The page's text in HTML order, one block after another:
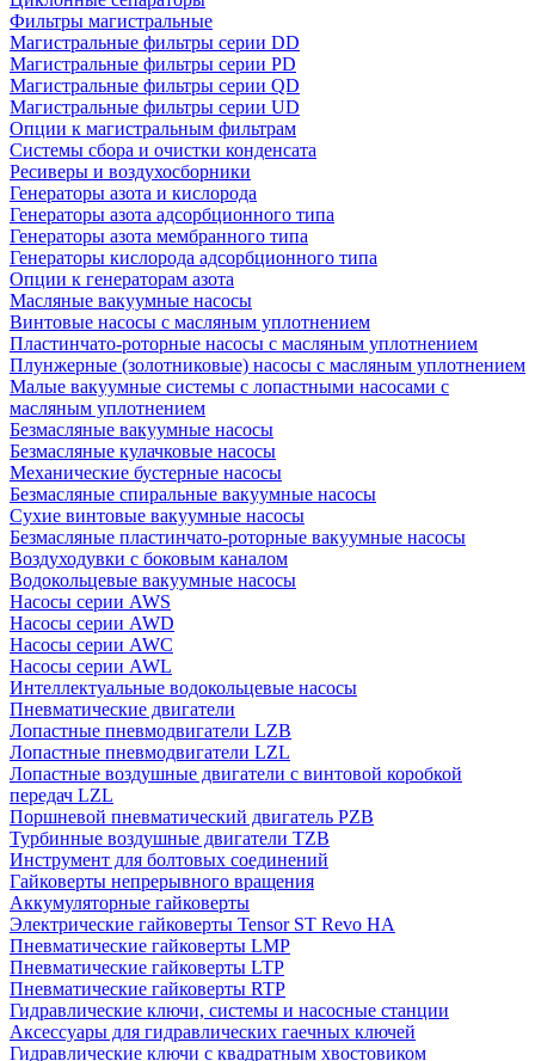
Фильтры магистральные
Магистральные фильтры серии DD
Магистральные фильтры серии PD
Магистральные фильтры серии QD
Магистральные фильтры серии UD
Опции к магистральным фильтрам
Системы сбора и очистки конденсата
Ресиверы и воздухосборники
Генераторы азота и кислорода
Генераторы азота адсорбционного типа
Генераторы азота мембранного типа
Генераторы кислорода адсорбционного типа
Опции к генераторам азота
Масляные вакуумные насосы
Винтовые насосы с масляным уплотнением
Пластинчато-роторные насосы с масляным уплотнением
Плунжерные (золотниковые) насосы с масляным уплотнением
Малые вакуумные системы с лопастными насосами с
масляным уплотнением
Безмасляные вакуумные насосы
Безмасляные кулачковые насосы
Механические бустерные насосы
Безмасляные спиральные вакуумные насосы
Сухие винтовые вакуумные насосы
Безмасляные пластинчато-роторные вакуумные насосы
Воздуходувки с боковым каналом
Водокольцевые вакуумные насосы
Насосы серии AWS
Насосы серии AWD
Насосы серии AWC
Насосы серии AWL
Интеллектуальные водокольцевые насосы
Пневматические двигатели
Лопастные пневмодвигатели LZB
Лопастные пневмодвигатели LZL
Лопастные воздушные двигатели с винтовой коробкой
передач LZL
Поршневой пневматический двигатель PZB
Турбинные воздушные двигатели TZB
Инструмент для болтовых соединений
Гайковерты непрерывного вращения
Аккумуляторные гайковерты
Электрические гайковерты Tensor ST Revo HA
Пневматические гайковерты LMP
Пневматические гайковерты LTP
Пневматические гайковерты RTP
Гидравлические ключи, системы и насосные станции
Аксессуары для гидравлических гаечных ключей
Гидравлические ключи с квадратным хвостовиком